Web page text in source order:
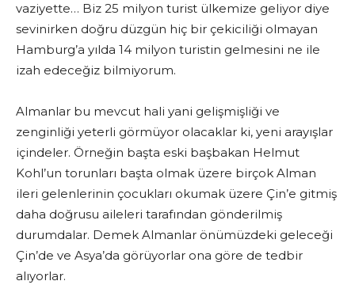
vaziyette… Biz 25 milyon turist ülkemize geliyor diye
sevinirken doğru düzgün hiç bir çekiciliği olmayan
Hamburg’a yılda 14 milyon turistin gelmesini ne ile
izah edeceğiz bilmiyorum.
Almanlar bu mevcut hali yani gelişmişliği ve
zenginliği yeterli görmüyor olacaklar ki, yeni arayışlar
içindeler. Örneğin başta eski başbakan Helmut
Kohl’un torunları başta olmak üzere birçok Alman
ileri gelenlerinin çocukları okumak üzere Çin’e gitmiş
daha doğrusu aileleri tarafından gönderilmiş
durumdalar. Demek Almanlar önümüzdeki geleceği
Çin’de ve Asya’da görüyorlar ona göre de tedbir
alıyorlar.